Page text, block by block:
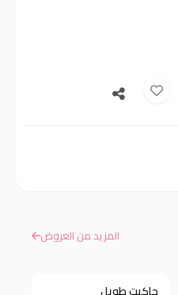
المزيد من العروض
خصم 34%